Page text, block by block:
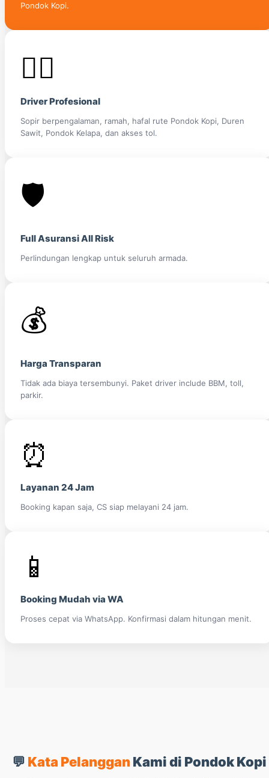
Pondok Kopi.
👨‍✈️
Driver Profesional
Sopir berpengalaman, ramah, hafal rute Pondok Kopi, Duren
Sawit, Pondok Kelapa, dan akses tol.
🛡️
Full Asuransi All Risk
Perlindungan lengkap untuk seluruh armada.
💰
Harga Transparan
Tidak ada biaya tersembunyi. Paket driver include BBM, toll,
parkir.
⏰
Layanan 24 Jam
Booking kapan saja, CS siap melayani 24 jam.
📱
Booking Mudah via WA
Proses cepat via WhatsApp. Konfirmasi dalam hitungan menit.
💬 Kata PelangganKami di Pondok Kopi